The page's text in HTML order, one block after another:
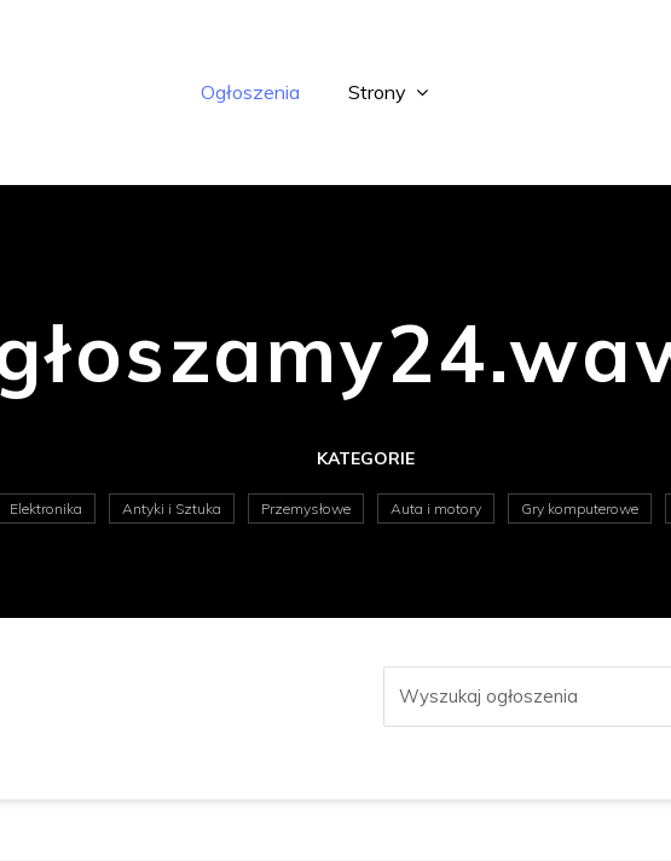
Ogłoszenia Strony
KATEGORIE
Elektronika Antyki i Sztuka Przemysłowe Auta i motory Gry komputerowe